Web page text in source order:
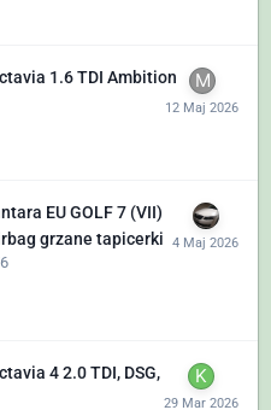
1.6 TDI Ambition
EU GOLF 7 (VII)
grzane tapicerki
4 2.0 TDI, DSG,